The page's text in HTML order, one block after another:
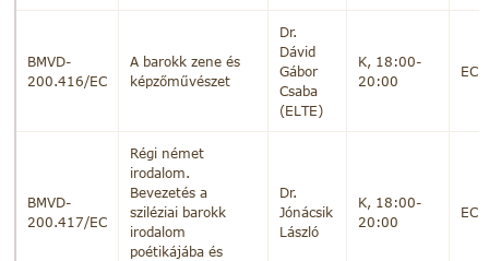
BMVD-
200.416/EC
A barokk zene és
képzőművészet
Dr.
Dávid
Gábor
Csaba
(ELTE)
K, 18:00-
20:00
EC
BMVD-
200.417/EC
Régi német
irodalom.
Bevezetés a
sziléziai barokk
irodalom
poétikájába és
Dr.
Jónácsik
László
K, 18:00-
20:00
EC